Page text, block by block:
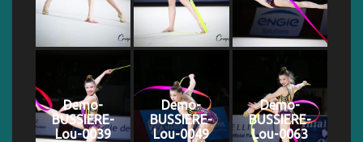
Demo-
BUSSIERE-
Lou-0039
Demo-
BUSSIERE-
Lou-0049
Demo-
BUSSIERE-
Lou-0063